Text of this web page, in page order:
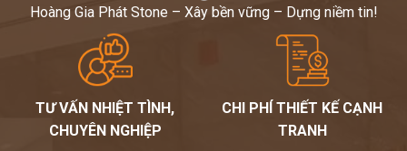
Hoàng Gia Phát Stone – Xây bền vững – Dựng niềm tin!
TƯ VẤN NHIỆT TÌNH,
CHUYÊN NGHIỆP
CHI PHÍ THIẾT KẾ CẠNH
TRANH